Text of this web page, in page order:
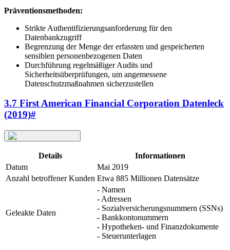
Präventionsmethoden:
Strikte Authentifizierungsanforderung für den
Datenbankzugriff
Begrenzung der Menge der erfassten und gespeicherten
sensiblen personenbezogenen Daten
Durchführung regelmäßiger Audits und
Sicherheitsüberprüfungen, um angemessene
Datenschutzmaßnahmen sicherzustellen
3.7 First American Financial Corporation Datenleck
(2019)#
Details
Informationen
Datum
Mai 2019
Anzahl betroffener Kunden Etwa 885 Millionen Datensätze
Geleakte Daten
- Namen
- Adressen
- Sozialversicherungsnummern (SSNs)
- Bankkontonummern
- Hypotheken- und Finanzdokumente
- Steuerunterlagen